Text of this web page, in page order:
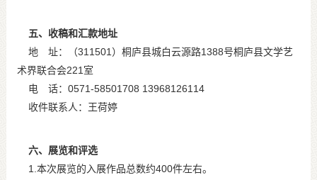
五、收稿和汇款地址
地 址：（311501）桐庐县城白云源路1388号桐庐县文学艺
术界联合会221室
电 话：0571-58501708 13968126114
收件联系人：王荷婷
六、展览和评选
1.本次展览的入展作品总数约400件左右。